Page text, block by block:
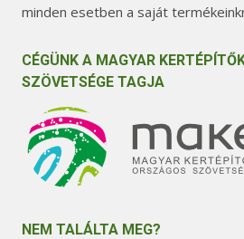
minden esetben a saját
CÉGÜNK A MAGYAR
SZÖVETSÉGE TAGJA
NEM TALÁLTA MEG?